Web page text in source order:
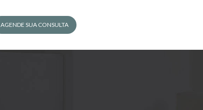
AGENDE SUA CONSULTA